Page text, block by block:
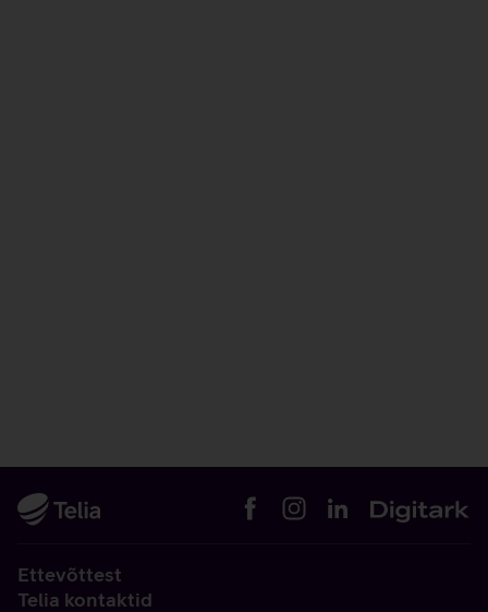
Ettevõttest
Telia kontaktid